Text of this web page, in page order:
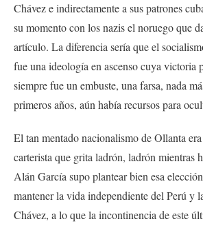
Chávez e indirectamente a sus patrones
su momento con los nazis el noruego que
artículo. La diferencia sería que el
fue una ideología en ascenso cuya victoria
siempre fue un embuste, una farsa, nada
primeros años, aún había recursos para
El tan mentado nacionalismo de Ollanta
carterista que grita ladrón, ladrón mientras
Alán García supo plantear bien esa
mantener la vida independiente del Perú y
Chávez, a lo que la incontinencia de este